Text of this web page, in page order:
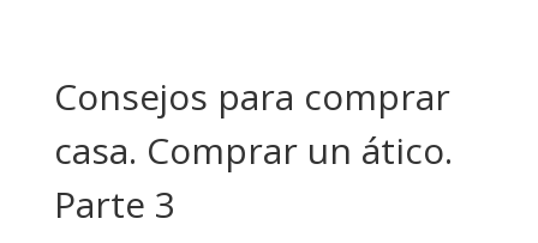
Consejos para comprar
casa. Comprar un ático.
Parte 3